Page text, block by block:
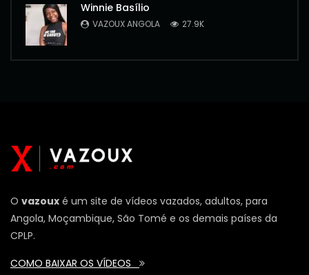
Winnie Basílio
VAZOUX ANGOLA 27.9K
O vazoux é um site de vídeos vazados, adultos, para
Angola, Moçambique, São Tomé e os demais países da
CPLP.
COMO BAIXAR OS VÍDEOS